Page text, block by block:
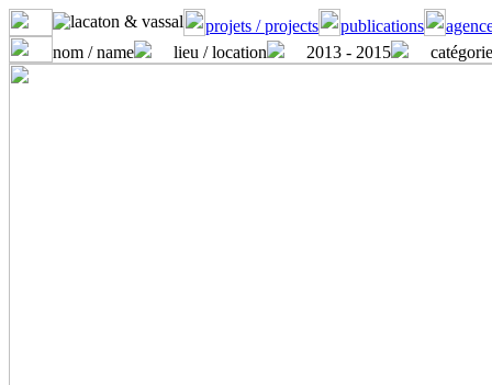
projets / projects publications
nom / name
lieu / location 2013 - 2015